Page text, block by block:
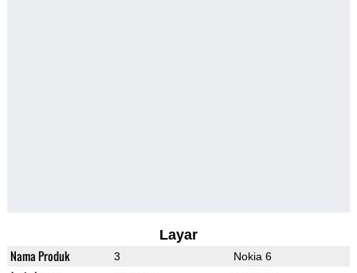
Layar
Nama Produk 3 Nokia 6